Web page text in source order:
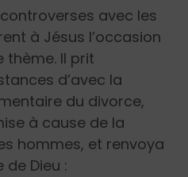
avec les
à Jésus l’occasion
thème. Il prit
d’avec la
du divorce,
à cause de la
hommes, et renvoya
Dieu :